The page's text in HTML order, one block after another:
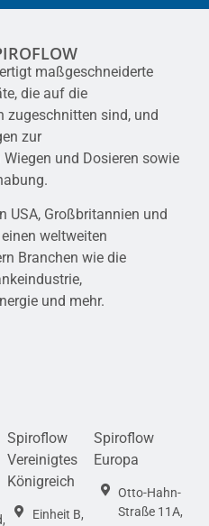
maßgeschneiderte
die auf die
zugeschnitten sind, und
zur
und Dosieren sowie
USA, Großbritannien und
weltweiten
Branchen wie die
und mehr.
Spiroflow
Vereinigtes
Königreich
Einheit B,
Spiroflow
Europa
Otto-Hahn-
Straße 11A,